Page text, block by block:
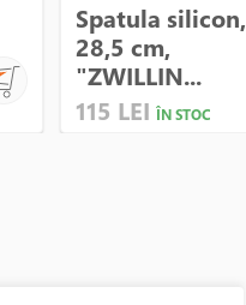
Spatula silicon,
28,5 cm,
"ZWILLIN...
115 LEI ÎN STOC